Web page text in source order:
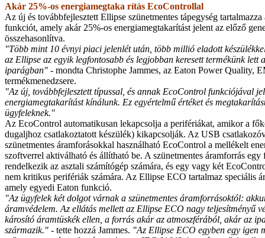
Akár 25%-os energiamegtaka rítás EcoControllal
Az új és továbbfejlesztett Ellipse szünetmentes tápegység
funkciót, amely akár 25%-os energiamegtakarítást jelent az előző
összehasonlítva.
"Több mint 10 évnyi piaci jelenlét után, több millió eladott
az Ellipse az egyik legfontosabb és legjobban keresett termékünk lett
iparágban" - mondta Christophe Jammes, az Eaton Power Quality,
termékmenedzsere.
"Az új, továbbfejlesztett típussal, és annak EcoControl funkciójával
energiamegtakarítást kínálunk. Ez egyértelmű értéket és
ügyfeleknek."
Az EcoControl automatikusan lekapcsolja a perifériákat, amikor a
dugaljhoz csatlakoztatott készülék) kikapcsolják. Az USB
szünetmentes áramforásokkal használható EcoControl a mellékelt
szoftverrel aktiválható és állítható be. A szünetmentes áramforrás egy
rendelkezik az asztali számítógép számára, és egy vagy két
nem kritikus perifériák számára. Az Ellipse ECO tartalmaz speciális
amely egyedi Eaton funkció.
"Az ügyfelek két dolgot várnak a szünetmentes áramforrásoktól:
áramvédelem. Az ellátás mellett az Ellipse ECO nagy teljesítményű
károsító áramtüskék ellen, a forrás akár az atmoszférából, akár az
származik." - tette hozzá Jammes. "Az Ellipse ECO egyben egy igen